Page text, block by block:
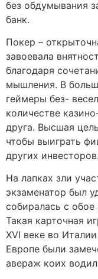
без обдумывания
банк.
Покер –
завоевала
благодаря
мышления. В
геймеры без-
количестве
друга. Высшая
чтобы выиграть
других инвесторов.
На лапках зли
экзаменатор был
собиралась с
Такая карточная
XVI веке во
Европе были
авераж коих